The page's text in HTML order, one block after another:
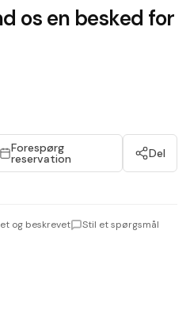
os en besked for
Forespørg
reservation Del
og beskrevet Stil et spørgsmål